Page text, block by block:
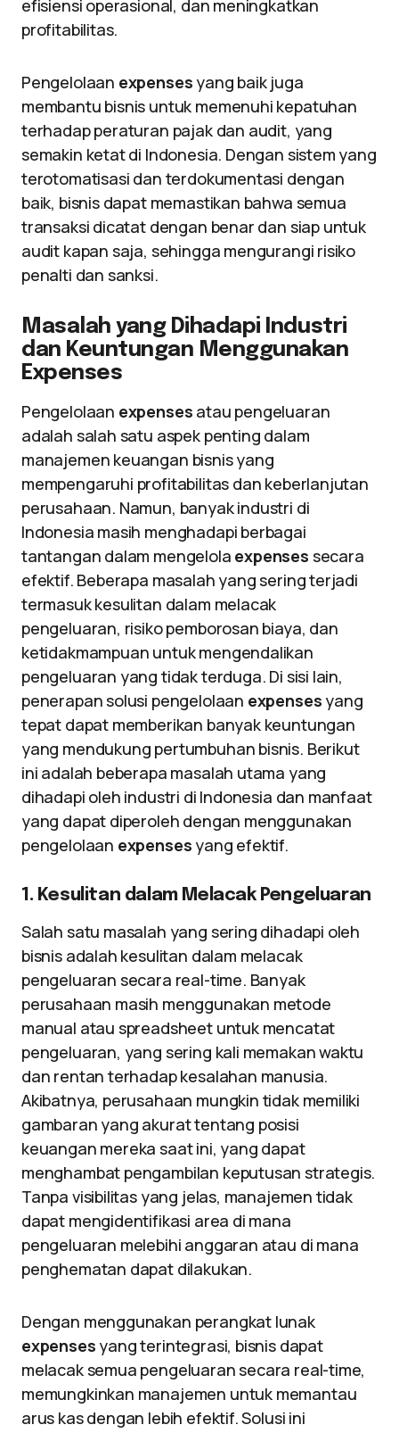
efisiensi operasional, dan meningkatkan
profitabilitas.
Pengelolaan expenses yang baik juga
membantu bisnis untuk memenuhi kepatuhan
terhadap peraturan pajak dan audit, yang
semakin ketat di Indonesia. Dengan sistem yang
terotomatisasi dan terdokumentasi dengan
baik, bisnis dapat memastikan bahwa semua
transaksi dicatat dengan benar dan siap untuk
audit kapan saja, sehingga mengurangi risiko
penalti dan sanksi.
Masalah yang Dihadapi Industri
dan Keuntungan Menggunakan
Expenses
Pengelolaan expenses atau pengeluaran
adalah salah satu aspek penting dalam
manajemen keuangan bisnis yang
mempengaruhi profitabilitas dan keberlanjutan
perusahaan. Namun, banyak industri di
Indonesia masih menghadapi berbagai
tantangan dalam mengelola expenses secara
efektif. Beberapa masalah yang sering terjadi
termasuk kesulitan dalam melacak
pengeluaran, risiko pemborosan biaya, dan
ketidakmampuan untuk mengendalikan
pengeluaran yang tidak terduga. Di sisi lain,
penerapan solusi pengelolaan expenses yang
tepat dapat memberikan banyak keuntungan
yang mendukung pertumbuhan bisnis. Berikut
ini adalah beberapa masalah utama yang
dihadapi oleh industri di Indonesia dan manfaat
yang dapat diperoleh dengan menggunakan
pengelolaan expenses yang efektif.
1. Kesulitan dalam Melacak Pengeluaran
Salah satu masalah yang sering dihadapi oleh
bisnis adalah kesulitan dalam melacak
pengeluaran secara real-time. Banyak
perusahaan masih menggunakan metode
manual atau spreadsheet untuk mencatat
pengeluaran, yang sering kali memakan waktu
dan rentan terhadap kesalahan manusia.
Akibatnya, perusahaan mungkin tidak memiliki
gambaran yang akurat tentang posisi
keuangan mereka saat ini, yang dapat
menghambat pengambilan keputusan strategis.
Tanpa visibilitas yang jelas, manajemen tidak
dapat mengidentifikasi area di mana
pengeluaran melebihi anggaran atau di mana
penghematan dapat dilakukan.
Dengan menggunakan perangkat lunak
expenses yang terintegrasi, bisnis dapat
melacak semua pengeluaran secara real-time,
memungkinkan manajemen untuk memantau
arus kas dengan lebih efektif. Solusi ini